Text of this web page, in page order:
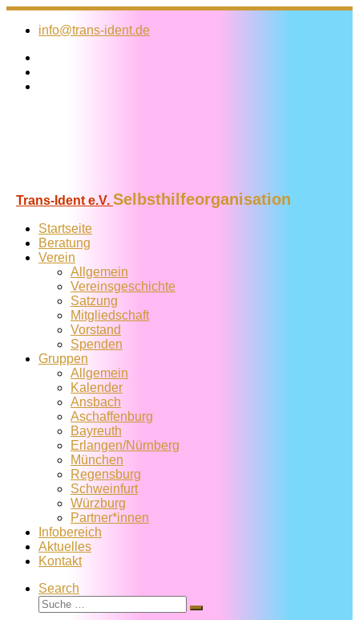
Zum
Inhalt
info@trans-ident.de
Trans-Ident e.V. Selbsthilfeorganisation
Startseite
Beratung
Verein
Allgemein
Vereins­geschichte
Satzung
Mitglied­schaft
Vorstand
Spenden
Gruppen
Allgemein
Kalender
Ansbach
Aschaffenburg
Bayreuth
Erlangen/Nürnberg
München
Regensburg
Schweinfurt
Würzburg
Partner*innen
Infobereich
Aktuelles
Kontakt
Search
Suche
Suche